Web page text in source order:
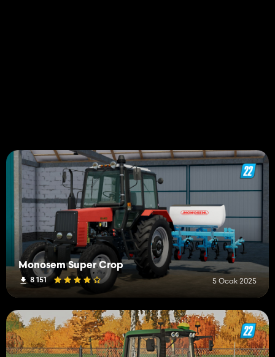
Monosem Super Crop
8 151 5 Ocak 2025